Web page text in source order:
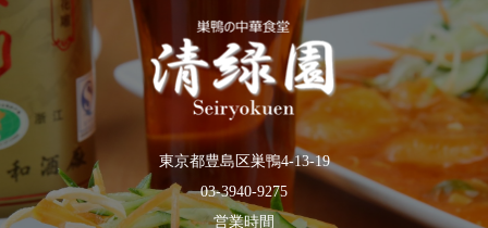
東京都豊島区巣鴨4-13-19
03-3940-9275
営業時間